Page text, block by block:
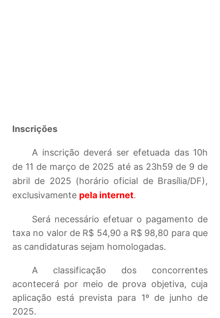
Inscrições
A inscrição deverá ser efetuada das 10h
de 11 de março de 2025 até as 23h59 de 9 de
abril de 2025 (horário oficial de Brasília/DF),
exclusivamente pela internet.
Será necessário efetuar o pagamento de
taxa no valor de R$ 54,90 a R$ 98,80 para que
as candidaturas sejam homologadas.
A classificação dos concorrentes
acontecerá por meio de prova objetiva, cuja
aplicação está prevista para 1º de junho de
2025.